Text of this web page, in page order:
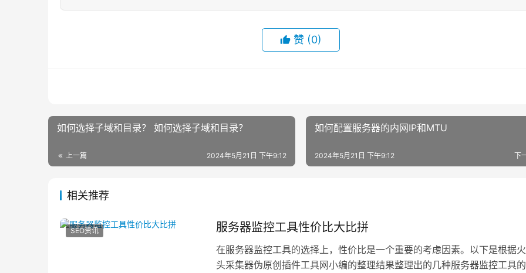
赞 (0)
如何选择子域和目录？ 如何选择子域和目录？
上一篇 2024年5月21日 下午9:12
如何配置服务器的内网IP和MTU
下
2024年5月21日 下午9:12
相关推荐
SEO资讯 服务器监控工具性价比大比拼
在服务器监控工具的选择上，性价比是一个重要的考虑因素。以下是根据
头采集器伪原创插件工具网小编的整理结果整理出的几种服务器监控工具的